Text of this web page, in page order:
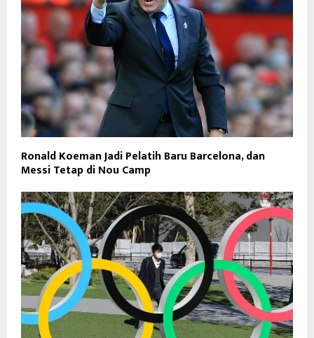
Ronald Koeman Jadi Pelatih Baru Barcelona, dan
Messi Tetap di Nou Camp